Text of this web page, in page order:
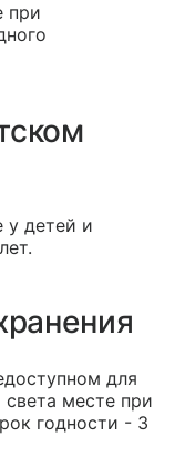
при
у детей и
для
месте при
годности - 3